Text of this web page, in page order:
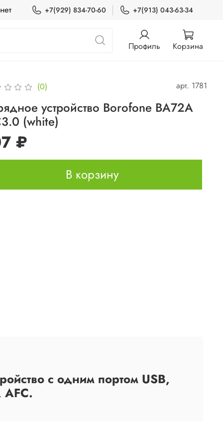
+7(929) 834-70-60 +7(913) 043-63-34
Профиль Корзина
(0)
арт. 1781
устройство Borofone BA72A
(white)
₽
В корзину
с одним портом USB,